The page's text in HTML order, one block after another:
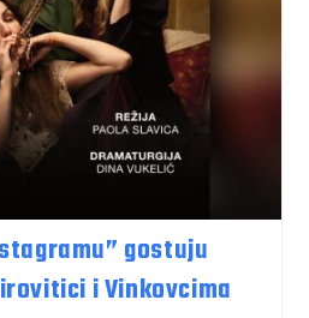
gostuju
i Vinkovcima